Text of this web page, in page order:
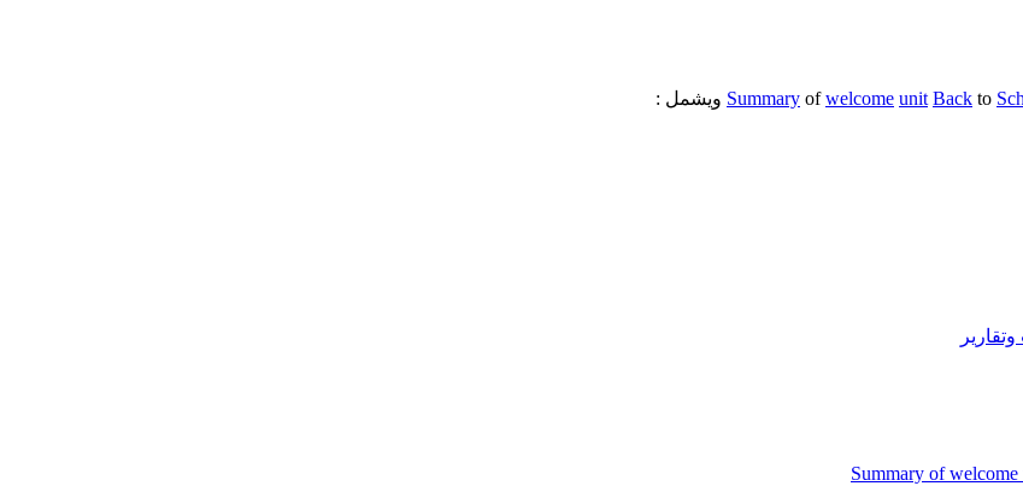
Summary ofwelcome unit Back to
ويشمل :